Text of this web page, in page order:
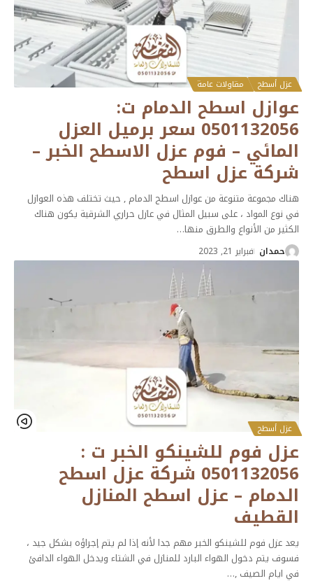
عزل أسطح مقاولات عامة
عوازل اسطح الدمام ت:
0501132056 سعر برميل العزل
المائي – فوم عزل الاسطح الخبر –
شركة عزل اسطح
هناك مجموعة متنوعة من عوازل اسطح الدمام , حيث تختلف هذه العوازل
في نوع المواد ، على سبيل المثال في عازل حراري الشرقية يكون هناك
الكثير من الأنواع والطرق منها…
حمدان فبراير 21, 2023
عزل أسطح
عزل فوم للشينكو الخبر ت :
0501132056 شركة عزل اسطح
الدمام – عزل اسطح المنازل
القطيف
يعد عزل فوم للشينكو الخبر مهم جدا لأنه إذا لم يتم إجراؤه بشكل جيد ،
فسوف يتم دخول الهواء البارد للمنازل في الشتاء ويدخل الهواء الدافئ
في ايام الصيف ,…